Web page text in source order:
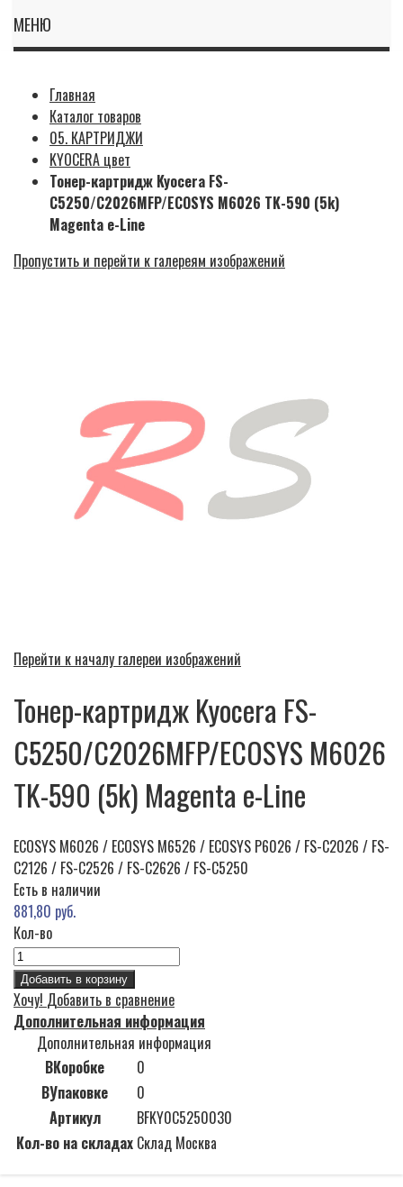
МЕНЮ
Главная
Каталог товаров
05. КАРТРИДЖИ
KYOCERA цвет
Тонер-картридж Kyocera FS-
C5250/C2026MFP/ECOSYS M6026 TK-590 (5k)
Magenta e-Line
Пропустить и перейти к галереям изображений
Перейти к началу галереи изображений
Тонер-картридж Kyocera FS-
C5250/C2026MFP/ECOSYS M6026
TK-590 (5k) Magenta e-Line
ECOSYS M6026 / ECOSYS M6526 / ECOSYS P6026 / FS-C2026 / FS-
C2126 / FS-C2526 / FS-C2626 / FS-C5250
Есть в наличии
881,80 руб.
Кол-во
Добавить в корзину
Хочу! Добавить в сравнение
Дополнительная информация
Дополнительная информация
ВКоробке
0
ВУпаковке
0
Артикул
BFKY0C5250030
Кол-во на складах Склад Москва